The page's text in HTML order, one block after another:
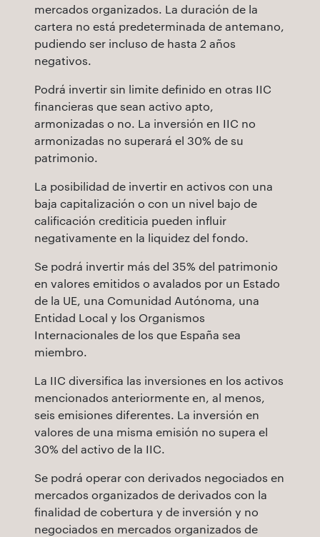
mercados organizados. La duración de la
cartera no está predeterminada de antemano,
pudiendo ser incluso de hasta 2 años
negativos.
Podrá invertir sin limite definido en otras IIC
financieras que sean activo apto,
armonizadas o no. La inversión en IIC no
armonizadas no superará el 30% de su
patrimonio.
La posibilidad de invertir en activos con una
baja capitalización o con un nivel bajo de
calificación crediticia pueden influir
negativamente en la liquidez del fondo.
Se podrá invertir más del 35% del patrimonio
en valores emitidos o avalados por un Estado
de la UE, una Comunidad Autónoma, una
Entidad Local y los Organismos
Internacionales de los que España sea
miembro.
La IIC diversifica las inversiones en los activos
mencionados anteriormente en, al menos,
seis emisiones diferentes. La inversión en
valores de una misma emisión no supera el
30% del activo de la IIC.
Se podrá operar con derivados negociados en
mercados organizados de derivados con la
finalidad de cobertura y de inversión y no
negociados en mercados organizados de